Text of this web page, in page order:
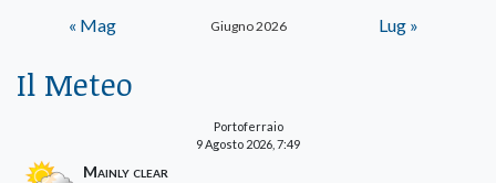
Giugno 2026
« Mag Lug »
Il Meteo
Portoferraio
9 Agosto 2026, 7:49
Mainly clear